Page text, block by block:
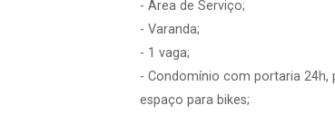
- Área de Serviço;
- Varanda;
- 1 vaga;
- Condomínio com portaria 24h,
espaço para bikes;